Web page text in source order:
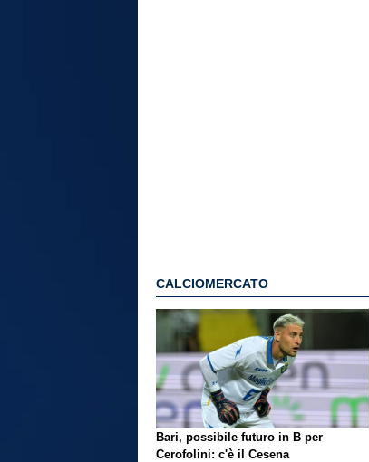
CALCIOMERCATO
Bari, possibile futuro in B per
Cerofolini: c'è il Cesena